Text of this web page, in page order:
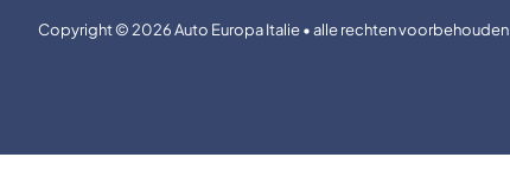
Copyright © 2026 Auto Europa Italie • alle rechten voorbehouden